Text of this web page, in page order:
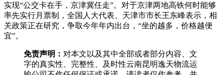
实现“公交卡在手，京津冀任走”。对于京津两地高铁何时能够
率先实行月票制，全国人大代表、天津市市长王东峰表示，相
关政策正在研究，争取今年年内出台，“坐的越多，价格越便
宜”。
免责声明： 对本文以及其中全部或者部分内容、文
字的真实性、完整性、及时性云南昆明逸天物流运